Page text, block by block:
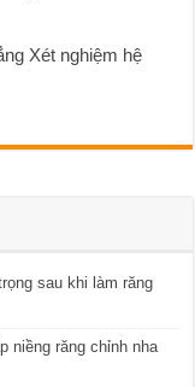
Xét nghiệm hệ
sau khi làm răng
niềng răng chỉnh nha